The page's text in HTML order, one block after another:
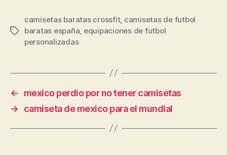
Etiquetas
camisetas baratas crossfit, camisetas de futbol
baratas españa equipaciones de futbol
personalizadas
←
mexico perdio por no tener camisetas
→
camiseta de mexico para el mundial